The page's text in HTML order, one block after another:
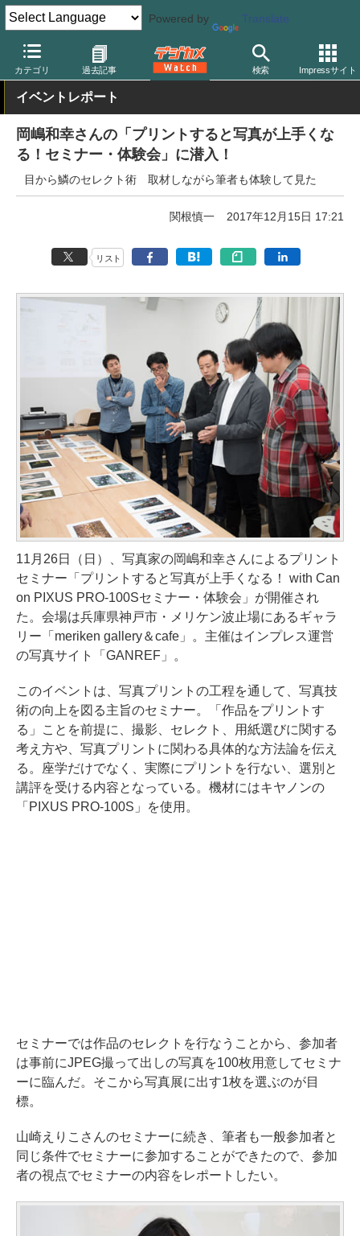
Powered by Translate
カテゴリ 過去記事 検索 Impressサイト
デジカメ Watch プリント関連 プリンター キヤノン
イベントレポート
岡嶋和幸さんの「プリントすると写真が上手くな
る！セミナー・体験会」に潜入！
目から鱗のセレクト術 取材しながら筆者も体験して見た
関根慎一 2017年12月15日 17:21
リスト
11月26日（日）、写真家の岡嶋和幸さんによるプリント
セミナー「プリントすると写真が上手くなる！ with Can
on PIXUS PRO-100Sセミナー・体験会」が開催され
た。会場は兵庫県神戸市・メリケン波止場にあるギャラ
リー「meriken gallery＆cafe」。主催はインプレス運営
の写真サイト「GANREF」。
このイベントは、写真プリントの工程を通して、写真技
術の向上を図る主旨のセミナー。「作品をプリントす
る」ことを前提に、撮影、セレクト、用紙選びに関する
考え方や、写真プリントに関わる具体的な方法論を伝え
る。座学だけでなく、実際にプリントを行ない、選別と
講評を受ける内容となっている。機材にはキヤノンの
「PIXUS PRO-100S」を使用。
セミナーでは作品のセレクトを行なうことから、参加者
は事前にJPEG撮って出しの写真を100枚用意してセミナ
ーに臨んだ。そこから写真展に出す1枚を選ぶのが目
標。
山崎えりこさんのセミナーに続き、筆者も一般参加者と
同じ条件でセミナーに参加することができたので、参加
者の視点でセミナーの内容をレポートしたい。